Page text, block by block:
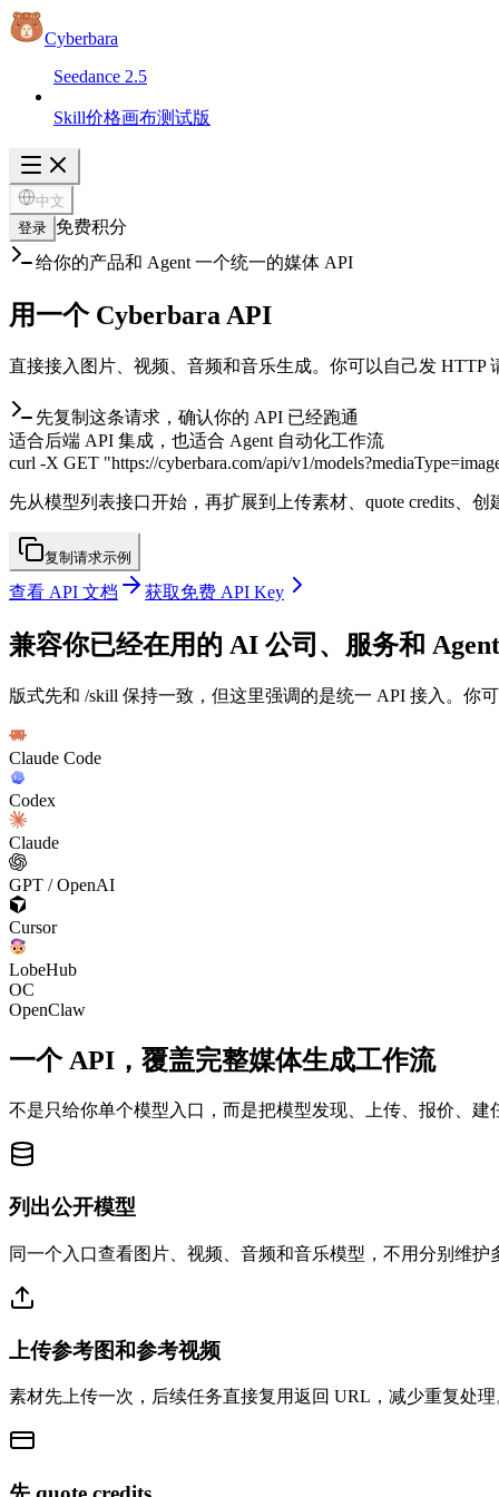
Cyberbara
Seedance 2.5
Skill价格画布测试版
中文
登录 免费积分
给你的产品和 Agent 一个统一的媒体 API
用一个 Cyberbara API
直接接入图片、视频、音频和音乐生成。你可以自己发 HTTP
先复制这条请求，确认你的 API 已经跑通
适合后端 API 集成，也适合 Agent 自动化工作流
curl -X GET "https://cyberbara.com/api/v1/
先从模型列表接口开始，再扩展到上传素材、quote credits、
复制请求示例
查看 API 文档 获取免费 API Key
兼容你已经在用的 AI 公司、服务和 Agent
版式先和 /skill 保持一致，但这里强调的是统一 API 接入。你
Claude Code
Codex
Claude
GPT / OpenAI
Cursor
LobeHub
OC
OpenClaw
一个 API，覆盖完整媒体生成工作流
不是只给你单个模型入口，而是把模型发现、上传、报价、建
列出公开模型
同一个入口查看图片、视频、音频和音乐模型，不用分别维护
上传参考图和参考视频
素材先上传一次，后续任务直接复用返回 URL，减少重复处理